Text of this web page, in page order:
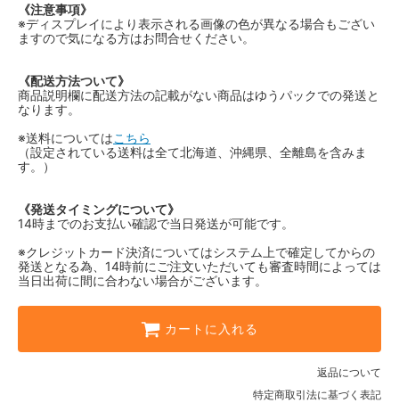
《注意事項》
※ディスプレイにより表示される画像の色が異なる場合もござい
ますので気になる方はお問合せください。
《配送方法ついて》
商品説明欄に配送方法の記載がない商品はゆうパックでの発送と
なります。
※送料についてはこちら
（設定されている送料は全て北海道、沖縄県、全離島を含みま
す。）
《発送タイミングについて》
14時までのお支払い確認で当日発送が可能です。
※クレジットカード決済についてはシステム上で確定してからの
発送となる為、14時前にご注文いただいても審査時間によっては
当日出荷に間に合わない場合がございます。
カートに入れる
返品について
特定商取引法に基づく表記